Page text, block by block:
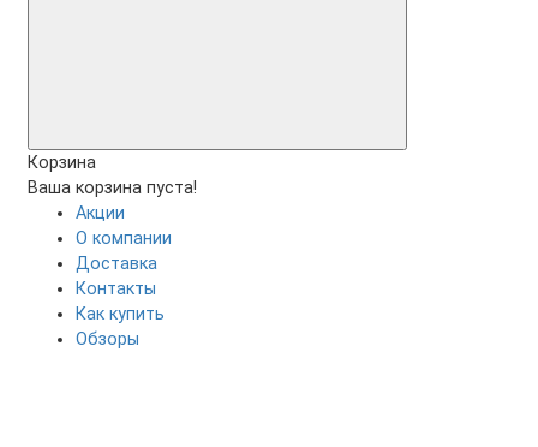
Корзина
Ваша корзина пуста!
Акции
О компании
Доставка
Контакты
Как купить
Обзоры